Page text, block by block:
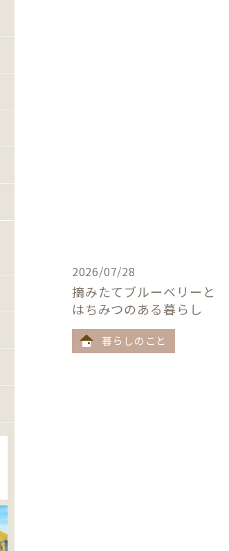
2026/07/28
摘みたてブルーベリーと
はちみつのある暮らし
暮らしのこと